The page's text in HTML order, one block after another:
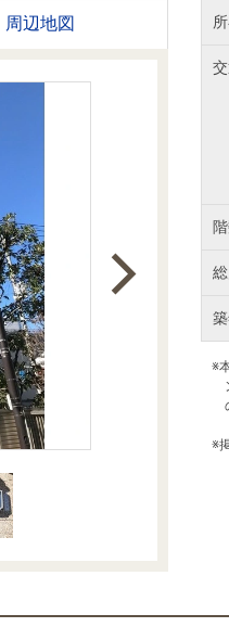
新築・中古一戸建て
宅ローンシミュレーション
ガイド
相場検索
ガイド
店舗のご案内（名古屋）
会社概要
キャリア採用情報
周辺地図
※
※